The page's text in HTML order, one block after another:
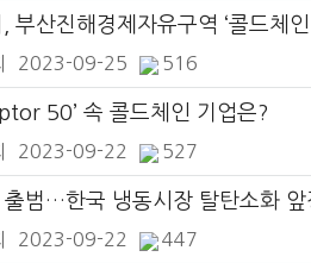
2023-09-25 516
50’ 속 콜드체인 기업은?
2023-09-22 527
범…한국 냉동시장 탈탄소화 앞
2023-09-22 447